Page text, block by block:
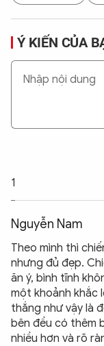
Ý KIẾN CỦA
1
Nguyễn Nam
Theo mình thì
nhưng đủ đẹp.
ăn ý, bình tĩnh
một khoảnh khắc
thắng như vậy là
bên đều có thêm
nhiều hơn và rõ